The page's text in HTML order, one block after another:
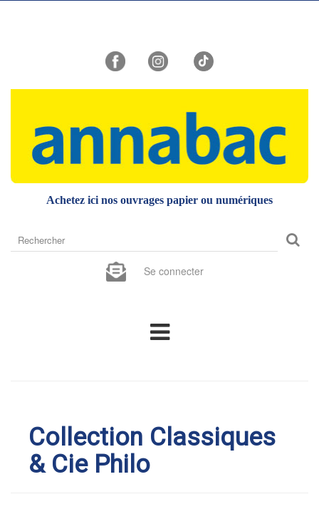
Achetez ici nos ouvrages papier ou numériques
sur
site
Se connecter
Collection Classiques
& Cie Philo